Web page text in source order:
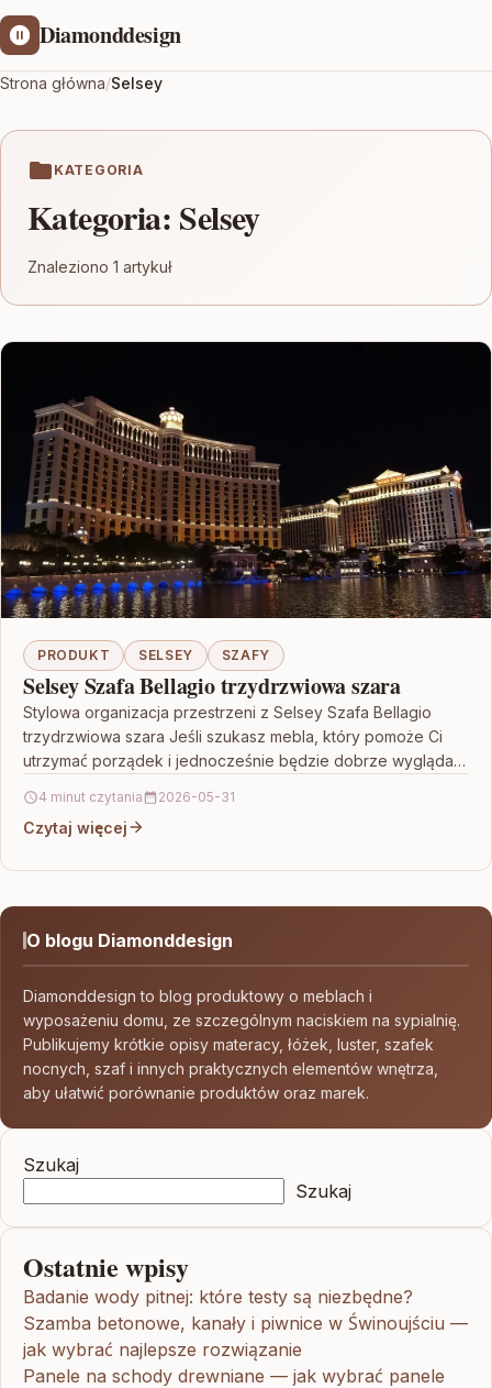
Diamonddesign
Strona główna/Selsey
KATEGORIA
Kategoria: Selsey
Znaleziono 1 artykuł
PRODUKT SELSEY SZAFY
Selsey Szafa Bellagio trzydrzwiowa szara
Stylowa organizacja przestrzeni z Selsey Szafa Bellagio
trzydrzwiowa szara Jeśli szukasz mebla, który pomoże Ci
utrzymać porządek i jednocześnie będzie dobrze wyglądał
4 minut czytania 2026-05-31
Czytaj więcej
O blogu Diamonddesign
Diamonddesign to blog produktowy o meblach i
wyposażeniu domu, ze szczególnym naciskiem na sypialnię.
Publikujemy krótkie opisy materacy, łóżek, luster, szafek
nocnych, szaf i innych praktycznych elementów wnętrza,
aby ułatwić porównanie produktów oraz marek.
Szukaj
Szukaj
Ostatnie wpisy
Badanie wody pitnej: które testy są niezbędne?
Szamba betonowe, kanały i piwnice w Świnoujściu —
jak wybrać najlepsze rozwiązanie
Panele na schody drewniane — jak wybrać panele